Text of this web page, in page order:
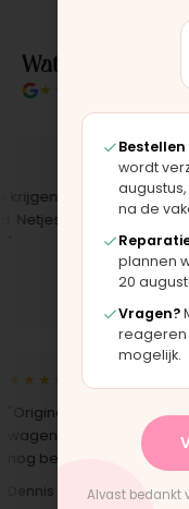
Wat klanten over
★★★★★ 4.9/5
★★★★★
"Bekleding
set, zag er
uit. Duidelijk
Iris · Bugaboo
onderdeel voor
van 10 jaar oud. Top
bestaat."
· Phil & Teds
wordt
na de
plannen
20
Vragen?
reageren
mogelijk.
Alvast bedankt